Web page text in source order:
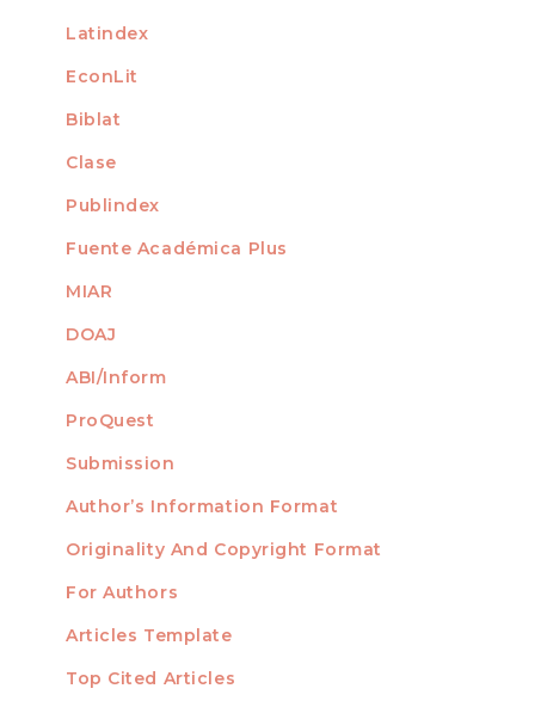
Latindex
EconLit
Biblat
Clase
Publindex
Fuente Académica Plus
MIAR
DOAJ
ABI/Inform
ProQuest
AUTHORS
Submission
Author’s Information Format
Originality And Copyright Format
For Authors
Articles Template
STATISTICS
Top Cited Articles